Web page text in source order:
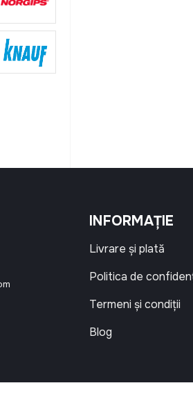
INFORMAȚIE
Livrare și plată
Politica de
Termeni și condiții
Blog